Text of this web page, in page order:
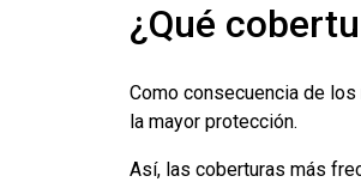
¿Qué
Como consecuencia de
la mayor protección.
Así, las coberturas más